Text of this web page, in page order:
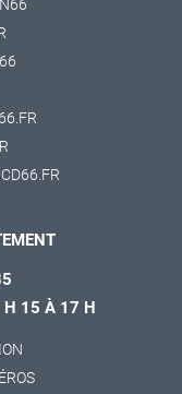
H 15 À 17 H